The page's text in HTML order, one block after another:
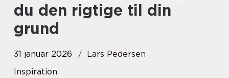
du den rigtige til din
grund
31 januar 2026
Lars Pedersen
Inspiration